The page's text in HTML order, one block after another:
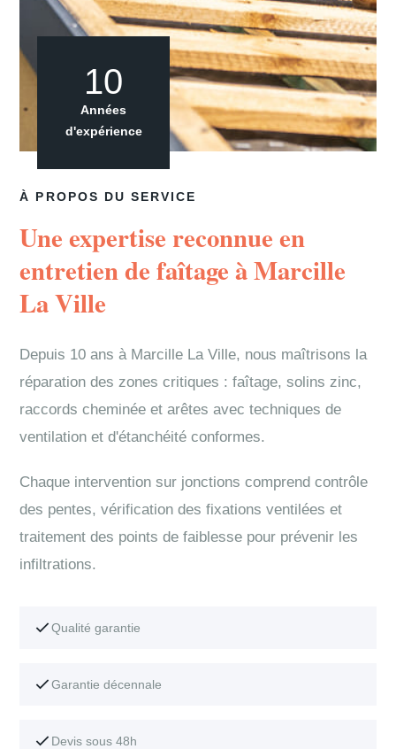
À PROPOS DU SERVICE
Une expertise reconnue en
entretien de faîtage à Marcille
La Ville
Depuis 10 ans à Marcille La Ville, nous maîtrisons la
réparation des zones critiques : faîtage, solins zinc,
raccords cheminée et arêtes avec techniques de
ventilation et d'étanchéité conformes.
Chaque intervention sur jonctions comprend contrôle
des pentes, vérification des fixations ventilées et
traitement des points de faiblesse pour prévenir les
infiltrations.
Qualité garantie
Garantie décennale
Devis sous 48h
10
Années
d'expérience